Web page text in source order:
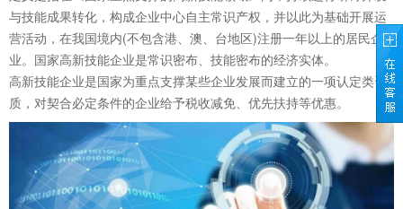
与技能成果转化，构成企业中心自主常识产权，并以此为基础开展运
营活动，在我国境内(不包含港、澳、台地区)注册一年以上的居民企
业。国家高新技能企业是常识密布、技能密布的经济实体。
高新技能企业是国家为重点支撑某些企业发展而建立的一项认定类资
质，对契合必定条件的企业给予税收减免、优先扶持等优惠。